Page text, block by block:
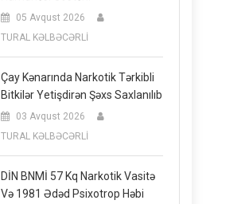
05 Avqust 2026
TURAL KƏLBƏCƏRLİ
Çay Kənarında Narkotik Tərkibli
Bitkilər Yetişdirən Şəxs Saxlanılıb
03 Avqust 2026
TURAL KƏLBƏCƏRLİ
DİN BNMİ 57 Kq Narkotik Vasitə
Və 1981 Ədəd Psixotrop Həbi